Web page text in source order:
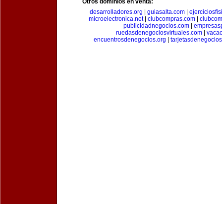
Otros dominios en venta:
desarrolladores.org
guiasalta.com|
microelectronica.net| clubcompras.com
publicidadnegocios.com
ruedasdenegociosvirtuales.com|
encuentrosdenegocios.org